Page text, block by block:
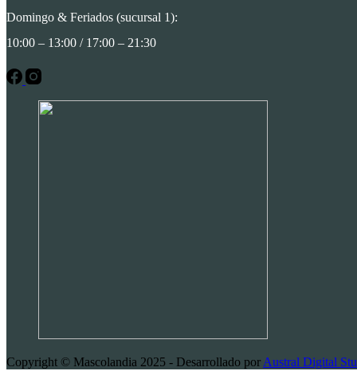
Domingo & Feriados (sucursal 1):
10:00 – 13:00 / 17:00 – 21:30
Copyright © Mascolandia 2025 - Desarrollado porAustral Digital